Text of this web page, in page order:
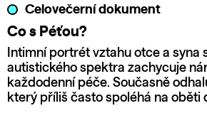
Celovečerní dokument
Co s Péťou?
Intimní portrét vztahu otce a syna
autistického spektra zachycuje
každodenní péče. Současně
který příliš často spoléhá na oběti